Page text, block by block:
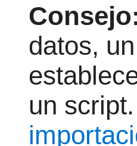
datos,
un